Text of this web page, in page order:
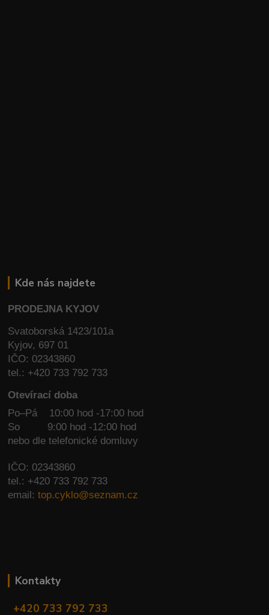
Kde nás najdete
PRODEJNA KYJOV
Svatoborská 1423/101a
Kyjov, 697 01
IČO: 02343860
tel.: +420 733 792 733
Otevírací doba
Po–Pá 10:00 hod -17:00 hod
So
9:00 hod -12:00 hod
nebo dle telefonické domluvy
IČO: 02343860
tel.: +420 733 792 733
email:top.cyklo@seznam.cz
Kontakty
+420 733 792 733